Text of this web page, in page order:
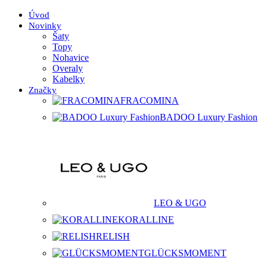
Úvod
Novinky
Šaty
Topy
Nohavice
Overaly
Kabelky
Značky
FRACOMINA
BADOO Luxury Fashion
LEO & UGO
KORALLINE
RELISH
GLÜCKSMOMENT